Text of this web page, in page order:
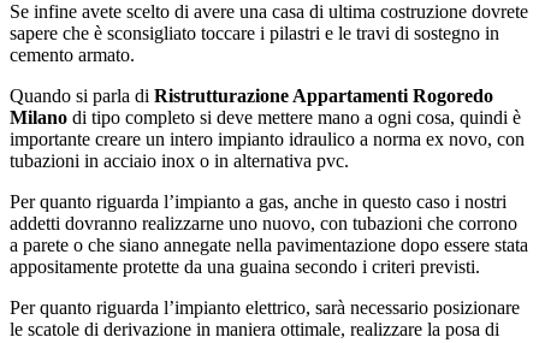
Se infine avete scelto di avere una casa di ultima costruzione dovrete
sapere che è sconsigliato toccare i pilastri e le travi di sostegno in
cemento armato.
Quando si parla di Ristrutturazione Appartamenti Rogoredo
Milano di tipo completo si deve mettere mano a ogni cosa, quindi è
importante creare un intero impianto idraulico a norma ex novo, con
tubazioni in acciaio inox o in alternativa pvc.
Per quanto riguarda l’impianto a gas, anche in questo caso i nostri
addetti dovranno realizzarne uno nuovo, con tubazioni che corrono
a parete o che siano annegate nella pavimentazione dopo essere stata
appositamente protette da una guaina secondo i criteri previsti.
Per quanto riguarda l’impianto elettrico, sarà necessario posizionare
le scatole di derivazione in maniera ottimale, realizzare la posa di